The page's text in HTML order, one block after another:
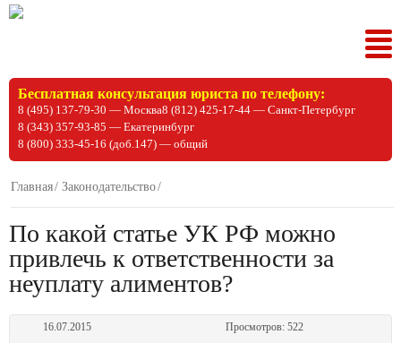
Бесплатная консультация юриста по телефону:
8 (495) 137-79-30 — Москва8 (812) 425-17-44 — Санкт-Петербург
8 (343) 357-93-85 — Екатеринбург
8 (800) 333-45-16 (доб.147) — общий
Главная Законодательство
По какой статье УК РФ можно
привлечь к ответственности за
неуплату алиментов?
16.07.2015 Просмотров: 522